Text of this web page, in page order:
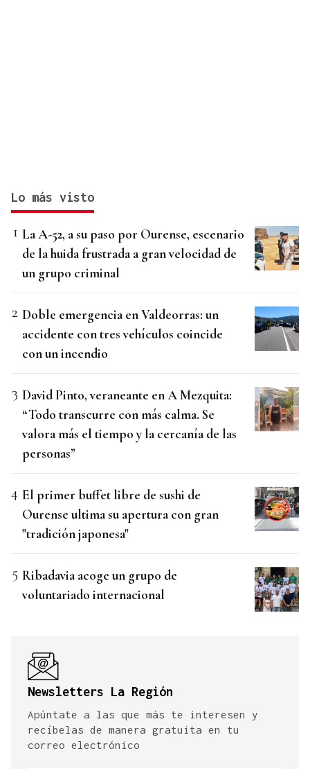
Lo más visto
La A-52, a su paso por Ourense, escenario
de la huida frustrada a gran velocidad de
un grupo criminal
Doble emergencia en Valdeorras: un
accidente con tres vehículos coincide
con un incendio
David Pinto, veraneante en A Mezquita:
“Todo transcurre con más calma. Se
valora más el tiempo y la cercanía de las
personas”
El primer buffet libre de sushi de
Ourense ultima su apertura con gran
"tradición japonesa"
Ribadavia acoge un grupo de
voluntariado internacional
Newsletters La Región
Apúntate a las que más te interesen y
recíbelas de manera gratuita en tu
correo electrónico